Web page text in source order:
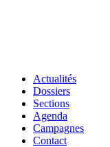
Actualités
Dossiers
Sections
Agenda
Campagnes
Contact